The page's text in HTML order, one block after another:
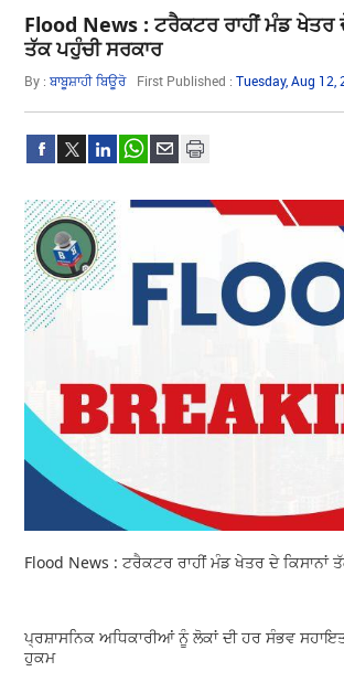
Flood News : ਟਰੈਕਟਰ ਰਾਹੀਂ ਮੰਡ ਖੇਤਰ
ਤੱਕ ਪਹੁੰਚੀ ਸਰਕਾਰ
By :ਬਾਬੂਸ਼ਾਹੀ ਬਿਊਰੋ First Published :Tuesday, Aug 12,
Flood News : ਟਰੈਕਟਰ ਰਾਹੀਂ ਮੰਡ ਖੇਤਰ ਦੇ ਕਿਸਾਨਾਂ
ਪ੍ਰਸ਼ਾਸਨਿਕ ਅਧਿਕਾਰੀਆਂ ਨੂੰ ਲੋਕਾਂ ਦੀ ਹਰ ਸੰਭਵ
ਹੁਕਮ